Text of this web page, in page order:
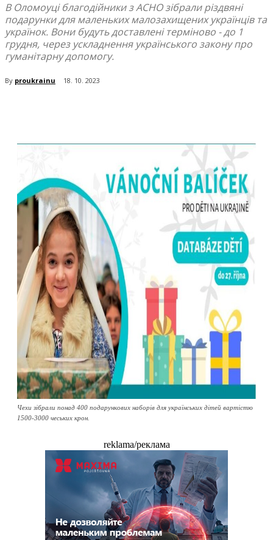
В Оломоуці благодійники з ACHO зібрали різдвяні
подарунки для маленьких малозахищених українців та
українок. Вони будуть доставлені терміново - до 1
грудня, через ускладнення українського закону про
гуманітарну допомогу.
By proukrainu 18. 10. 2023
Чехи зібрали понад 400 подарункових наборів для українських дітей вартістю
1500-3000 чеських крон.
reklama/реклама